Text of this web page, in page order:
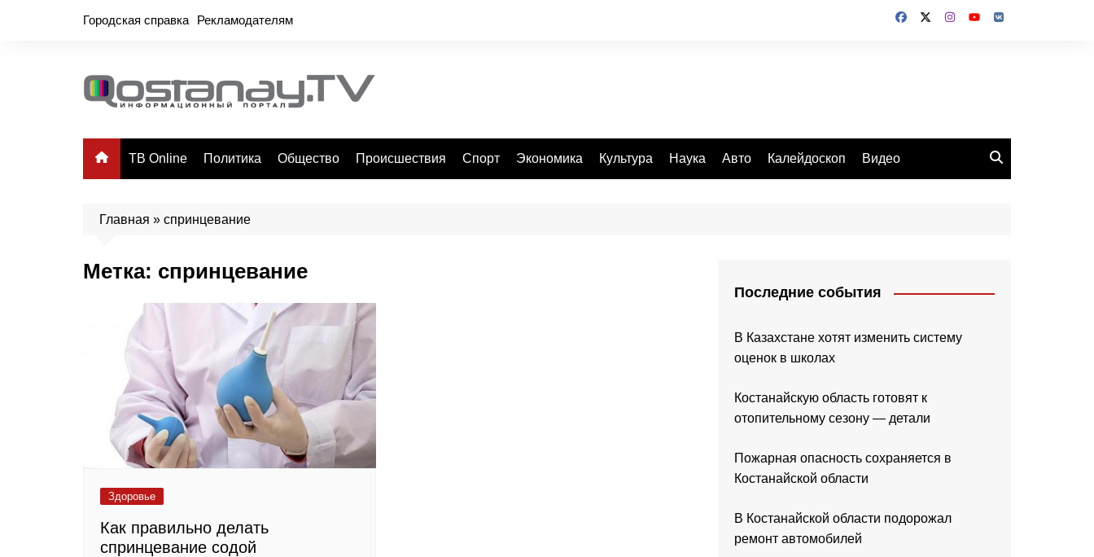
Городская справка Рекламодателям
ТВ Online Политика Общество Происшествия Спорт Экономика Культура Наука Авто Калейдоскоп Видео
Главная » спринцевание
Метка: спринцевание
Здоровье
Как правильно делать
спринцевание содой
Последние события
В Казахстане хотят изменить систему
оценок в школах
Костанайскую область готовят к
отопительному сезону — детали
Пожарная опасность сохраняется в
Костанайской области
В Костанайской области подорожал
ремонт автомобилей